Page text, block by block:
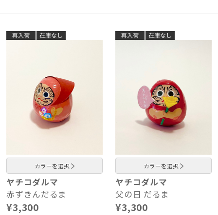
カラーを選択
ヤチコダルマ
赤ずきんだるま
¥3,300
カラーを選択
ヤチコダルマ
父の日 だるま
¥3,300